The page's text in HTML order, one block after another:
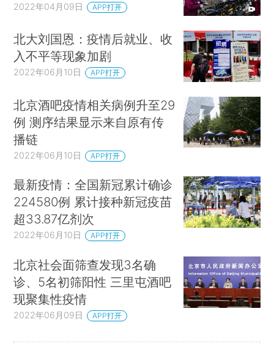
2022年04月09日 APP打开
北大刘国恩：疫情后就业、收
入不平等现象加剧
2022年06月10日 APP打开
北京酒吧疫情相关病例升至29
例 测序结果显示来自原有传
播链
2022年06月10日 APP打开
最新疫情：全国新冠累计确诊
224580例 累计接种新冠疫苗
超33.87亿剂次
2022年06月10日 APP打开
北京社会面筛查发现3名确
诊、5名初筛阳性 三里屯酒吧
现聚集性疫情
2022年06月09日 APP打开